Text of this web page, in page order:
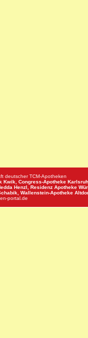
deutscher TCM-Apotheken
Kwik, Congress-Apotheke
Henzl, Residenz Apotheke
Wallenstein-Apotheke
portal.de